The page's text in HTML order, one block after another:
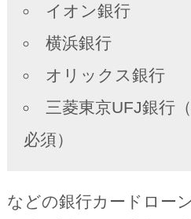
イオン銀行
横浜銀行
オリックス銀行
三菱東京UFJ銀行
必須）
などの銀行カードロー